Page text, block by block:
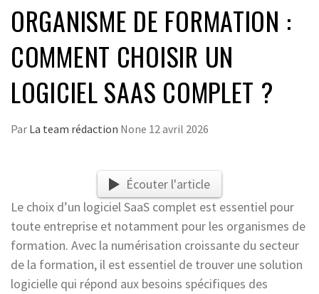
ORGANISME DE FORMATION :
COMMENT CHOISIR UN
LOGICIEL SAAS COMPLET ?
Par La team rédaction None 12 avril 2026
Écouter l'article
Le choix d’un logiciel SaaS complet est essentiel pour
toute entreprise et notamment pour les organismes de
formation. Avec la numérisation croissante du secteur
de la formation, il est essentiel de trouver une solution
logicielle qui répond aux besoins spécifiques des